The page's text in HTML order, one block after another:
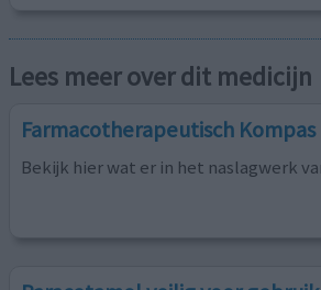
Lees meer over dit medicijn
Farmacotherapeutisch Kompas
Bekijk hier wat er in het naslagwerk